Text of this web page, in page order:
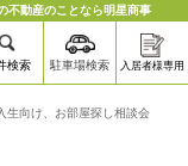
不動産のことなら明星商事
検索 駐車場検索 入居者様専用
生向け、お部屋探し相談会